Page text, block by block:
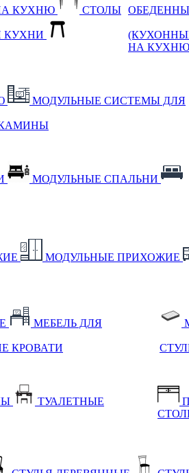
КУХНЮ СТОЛЫ
КУХНИ
НА КУХНЮ
МОДУЛЬНЫЕ СИСТЕМЫ ДЛЯ
МОДУЛЬНЫЕ СПАЛЬНИ
МОДУЛЬНЫЕ ПРИХОЖИЕ
МЕБЕЛЬ ДЛЯ
КРОВАТИ
ТУАЛЕТНЫЕ